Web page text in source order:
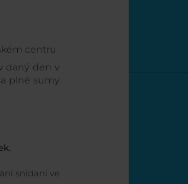
centru
daný den v
plné sumy
snídaní ve